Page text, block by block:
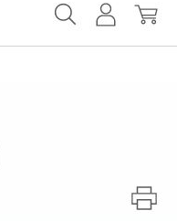
MonMon